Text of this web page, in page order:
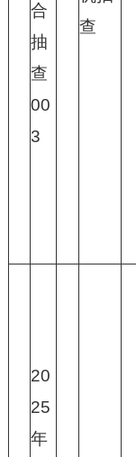
合
抽
查
00
3
查
20
25
年